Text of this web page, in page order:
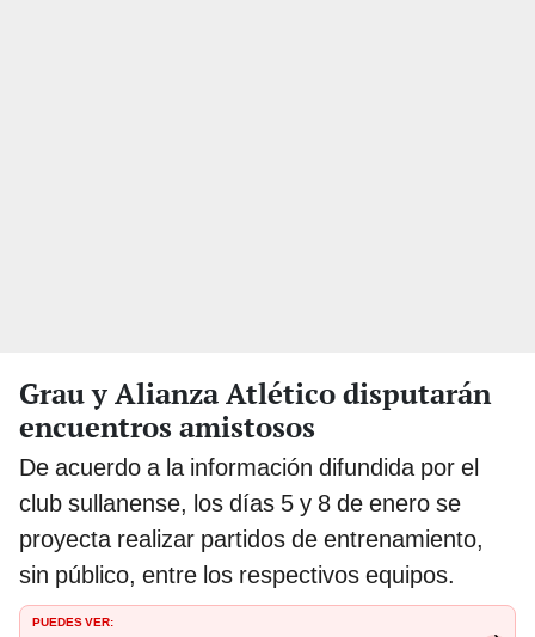
Grau y Alianza Atlético disputarán
encuentros amistosos
De acuerdo a la información difundida por el
club sullanense, los días 5 y 8 de enero se
proyecta realizar partidos de entrenamiento,
sin público, entre los respectivos equipos.
PUEDES VER: